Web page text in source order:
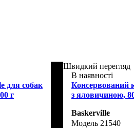
для собак
г
Швидкий перегляд
В наявності
Консервований
з яловичиною,
Baskerville
21540